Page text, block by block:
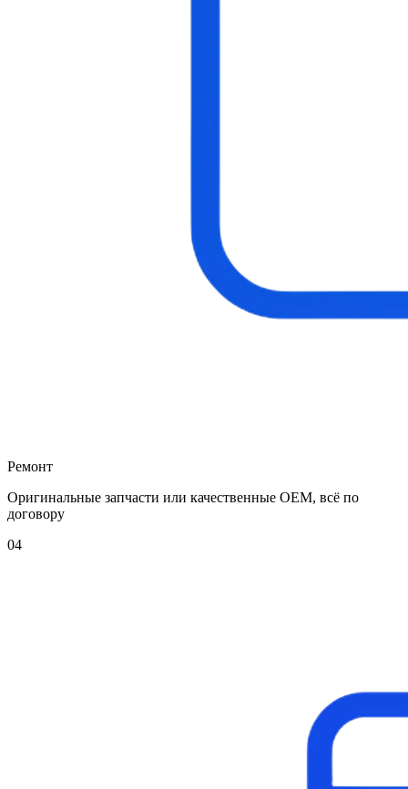
Ремонт
Оригинальные запчасти или качественные OEM, всё по
договору
04